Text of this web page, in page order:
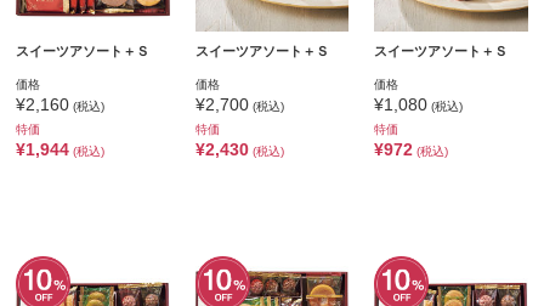
スイーツアソート＋Ｓ
価格
¥2,160 (税込)
特価
¥1,944 (税込)
スイーツアソート＋Ｓ
価格
¥2,700(税込)
特価
¥2,430(税込)
スイーツアソート＋Ｓ
価格
¥1,080 (税込)
特価
¥972 (税込)